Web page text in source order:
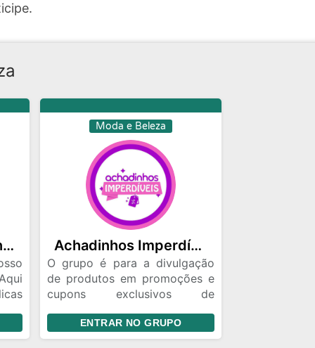
Achadinhos & Cupons 🔥
é
Moda e Beleza
Achadinhos Imperdíveis
O grupo é para a divulgação
de produtos em promoções e
cupons exclusivos de
plataformas.
ENTRAR NO GRUPO